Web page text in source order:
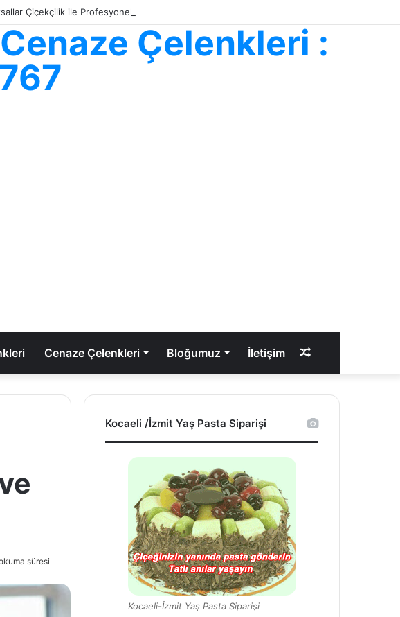
Çiçekçilik ile Profesyonel Çiçek Gönderimi
Çelenkleri :
Cenaze Çelenkleri Bloğumuz İletişim
Makale
süresi
Kocaeli /İzmit Yaş Pasta Siparişi
Kocaeli-İzmit Yaş Pasta Siparişi